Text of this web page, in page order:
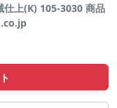
上(K) 105-3030 商品